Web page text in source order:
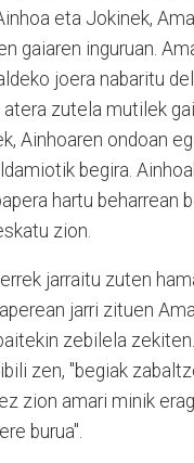
eta Jokinek,
gaiaren inguruan.
joera nabaritu
zutela mutilek
Ainhoaren ondoan
begira.
hartu beharrean
zion.
jarraitu zuten
jarri zituen
zebilela
zen, "begiak
zion amari minik
burua".